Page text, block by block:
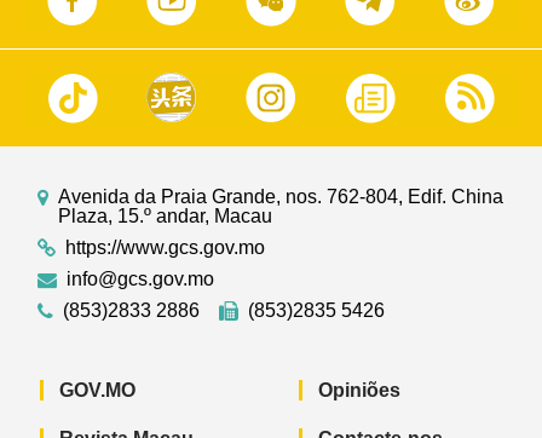
Avenida da Praia Grande, nos. 762-804, Edif. China
Plaza, 15.º andar, Macau
https://www.gcs.gov.mo
info@gcs.gov.mo
(853)2833 2886
(853)2835 5426
GOV.MO Opiniões